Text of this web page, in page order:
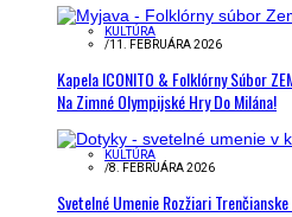
KULTÚRA
/11. FEBRUÁRA 2026
Kapela ICONITO & Folklórny Súbor
Na Zimné Olympijské Hry Do Milána!
KULTÚRA
/8. FEBRUÁRA 2026
Svetelné Umenie Rozžiari